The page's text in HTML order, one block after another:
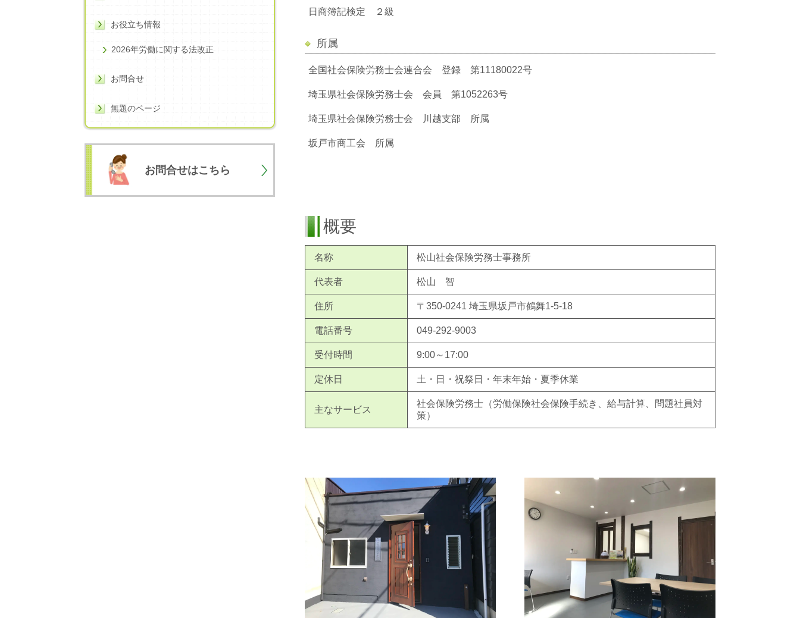
日商簿記検定 ２級
所属
全国社会保険労務士会連合会 登録 第11180022号
埼玉県社会保険労務士会 会員 第1052263号
埼玉県社会保険労務士会 川越支部 所属
坂戸市商工会 所属
概要
名称 松山社会保険労務士事務所
代表者 松山 智
住所 〒350-0241 埼玉県坂戸市鶴舞1-5-18
電話番号 049-292-9003
受付時間 9:00～17:00
定休日 土・日・祝祭日・年末年始・夏季休業
主なサービス
社会保険労務士（労働保険社会保険手続き、給与計算、問題社員対
策）
お役立ち情報
2026年労働に関する法改正
お問合せ
無題のページ
お問合せはこちら